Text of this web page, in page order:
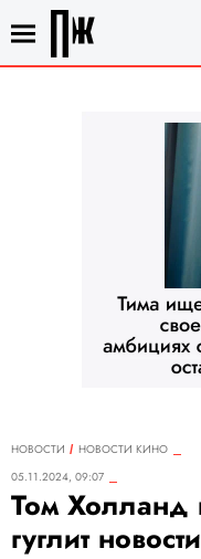
НОВОСТИ
НОВОСТИ КИНО
05.11.2024, 09:07
Том Холланд
гуглит